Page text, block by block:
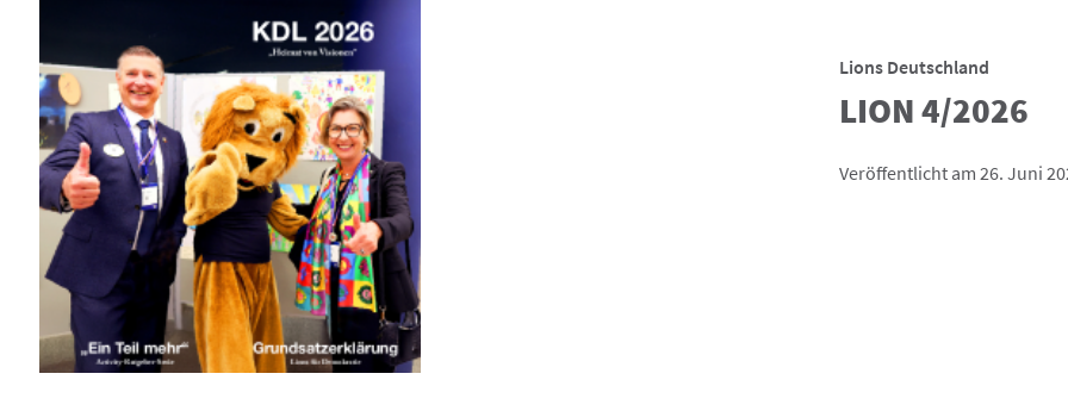
Lions Deutschland
LION 4/2026
Veröffentlicht am 26. Juni